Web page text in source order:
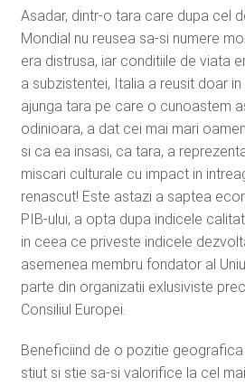
Asadar, dintr-o tara care dupa cel
Mondial nu reusea sa-si numere
era distrusa, iar conditiile de viata
a subzistentei, Italia a reusit doar
ajunga tara pe care o cunoastem
odinioara, a dat cei mai mari
si ca ea insasi, ca tara, a
miscari culturale cu impact in
renascut! Este astazi a saptea
PIB-ului, a opta dupa indicele
in ceea ce priveste indicele
asemenea membru fondator al
parte din organizatii exlusiviste
Consiliul Europei.
Beneficiind de o pozitie
stiut si stie sa-si valorifice la cel